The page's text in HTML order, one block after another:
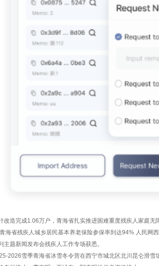
改造完成1.06万户，青海省扎实推进困难重度残疾人家庭无
海省残疾人城乡居民基本养老保险参保率到达94% 人民网
主题新闻发布会残疾人工作专场获悉。
2026雪季青海省冰雪冬令营在西宁市城北区北川昆仑滑